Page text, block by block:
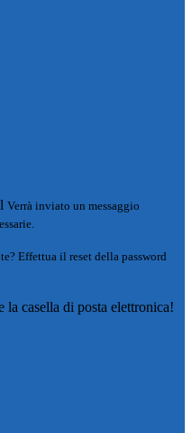
Verrà inviato un messaggio
Effettua il reset della password
casella di posta elettronica!